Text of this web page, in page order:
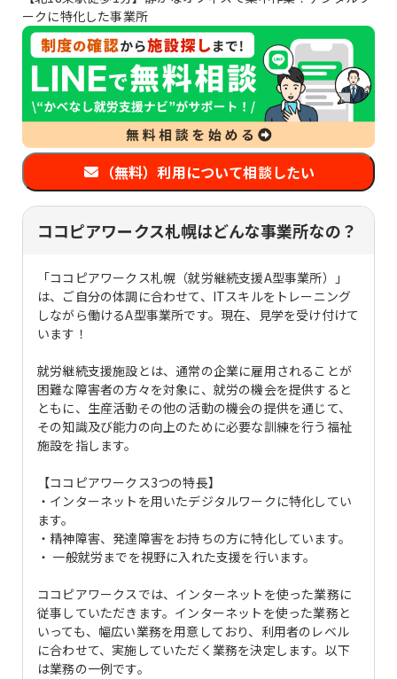
ークに特化した事業所
（無料）利用について相談したい
ココピアワークス札幌はどんな事業所なの？
「ココピアワークス札幌（就労継続支援A型事業所）」
は、ご自分の体調に合わせて、ITスキルをトレーニング
しながら働けるA型事業所です。現在、見学を受け付けて
います！
就労継続支援施設とは、通常の企業に雇用されることが
困難な障害者の方々を対象に、就労の機会を提供すると
ともに、生産活動その他の活動の機会の提供を通じて、
その知識及び能力の向上のために必要な訓練を行う福祉
施設を指します。
【ココピアワークス3つの特長】
・インターネットを用いたデジタルワークに特化してい
ます。
・精神障害、発達障害をお持ちの方に特化しています。
・ 一般就労までを視野に入れた支援を行います。
ココピアワークスでは、インターネットを使った業務に
従事していただきます。インターネットを使った業務と
いっても、幅広い業務を用意しており、利用者のレベル
に合わせて、実施していただく業務を決定します。以下
は業務の一例です。